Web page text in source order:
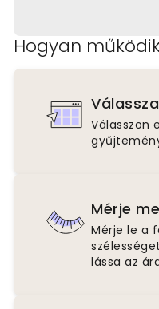
Hogyan
Válasszon
Mérje
Mérje le a
lássa az